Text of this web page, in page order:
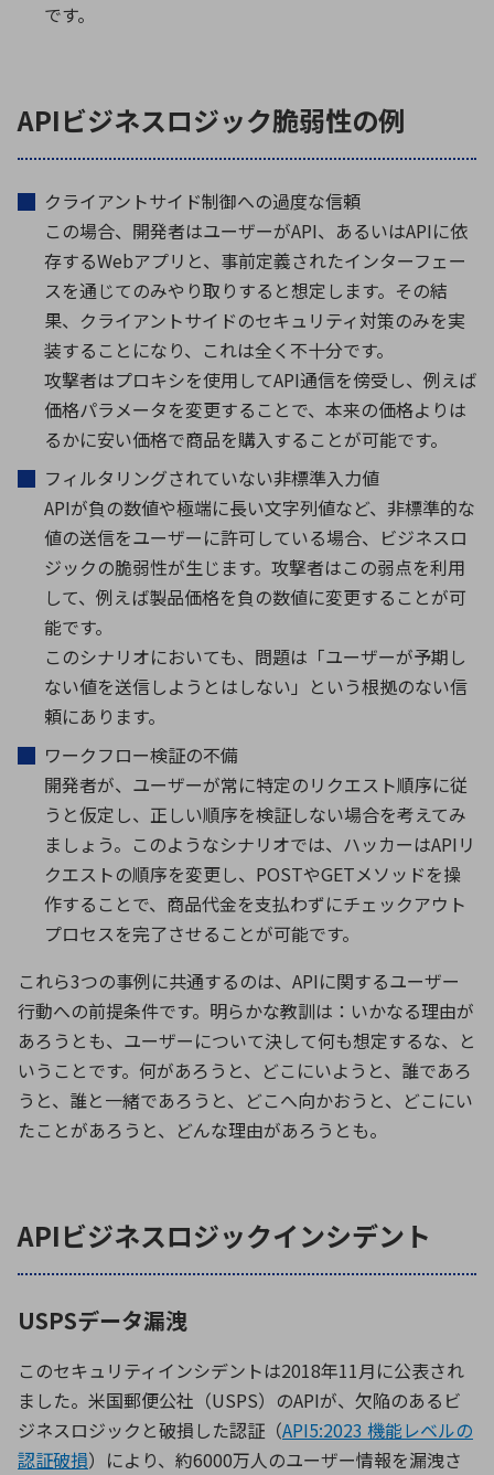
です。
APIビジネスロジック脆弱性の例
クライアントサイド制御への過度な信頼
この場合、開発者はユーザーがAPI、あるいはAPIに依
存するWebアプリと、事前定義されたインターフェー
スを通じてのみやり取りすると想定します。その結
果、クライアントサイドのセキュリティ対策のみを実
装することになり、これは全く不十分です。
攻撃者はプロキシを使用してAPI通信を傍受し、例えば
価格パラメータを変更することで、本来の価格よりは
るかに安い価格で商品を購入することが可能です。
フィルタリングされていない非標準入力値
APIが負の数値や極端に長い文字列値など、非標準的な
値の送信をユーザーに許可している場合、ビジネスロ
ジックの脆弱性が生じます。攻撃者はこの弱点を利用
して、例えば製品価格を負の数値に変更することが可
能です。
このシナリオにおいても、問題は「ユーザーが予期し
ない値を送信しようとはしない」という根拠のない信
頼にあります。
ワークフロー検証の不備
開発者が、ユーザーが常に特定のリクエスト順序に従
うと仮定し、正しい順序を検証しない場合を考えてみ
ましょう。このようなシナリオでは、ハッカーはAPIリ
クエストの順序を変更し、POSTやGETメソッドを操
作することで、商品代金を支払わずにチェックアウト
プロセスを完了させることが可能です。
これら3つの事例に共通するのは、APIに関するユーザー
行動への前提条件です。明らかな教訓は：いかなる理由が
あろうとも、ユーザーについて決して何も想定するな、と
いうことです。何があろうと、どこにいようと、誰であろ
うと、誰と一緒であろうと、どこへ向かおうと、どこにい
たことがあろうと、どんな理由があろうとも。
APIビジネスロジックインシデント
USPSデータ漏洩
このセキュリティインシデントは2018年11月に公表され
ました。米国郵便公社（USPS）のAPIが、欠陥のあるビ
ジネスロジックと破損した認証（API5:2023 機能レベルの
認証破損）により、約6000万人のユーザー情報を漏洩さ